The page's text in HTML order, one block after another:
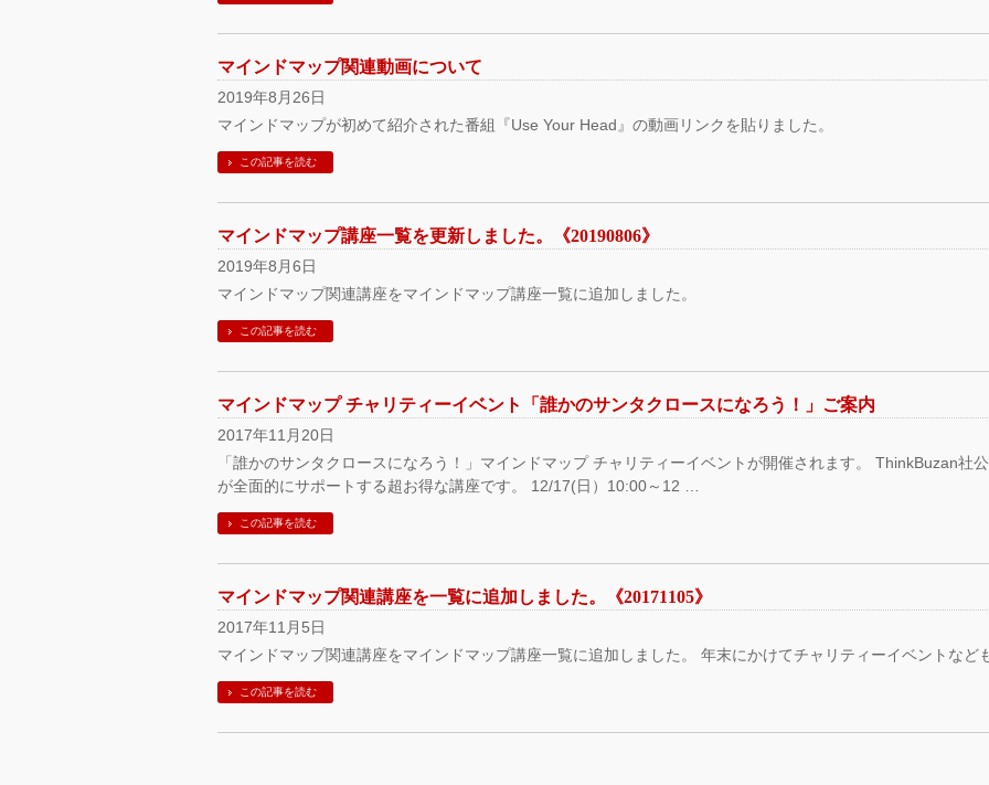
マインドマップ関連動画について
2019年8月26日
マインドマップが初めて紹介された番組『Use Your Head』の動画リンクを貼りました。
この記事を読む
マインドマップ講座一覧を更新しました。《20190806》
2019年8月6日
マインドマップ関連講座をマインドマップ講座一覧に追加しました。
この記事を読む
マインドマップ チャリティーイベント「誰かのサンタクロースになろう！」ご案内
2017年11月20日
「誰かのサンタクロースになろう！」マインドマップ チャリティーイベントが開催されます。 ThinkBuzan社
が全面的にサポートする超お得な講座です。 12/17(日）10:00～12 …
この記事を読む
マインドマップ関連講座を一覧に追加しました。《20171105》
2017年11月5日
マインドマップ関連講座をマインドマップ講座一覧に追加しました。 年末にかけてチャリティーイベントなど
この記事を読む